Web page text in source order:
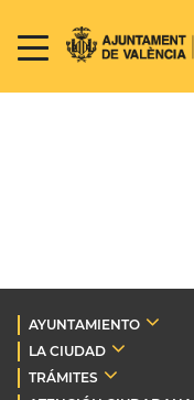
AYUNTAMIENTO
LA CIUDAD
TRÁMITES